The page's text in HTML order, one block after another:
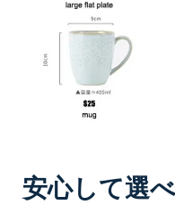
安心して選